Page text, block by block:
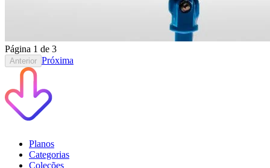
Página 1 de 3
Anterior Próxima
Planos
Categorias
Coleções